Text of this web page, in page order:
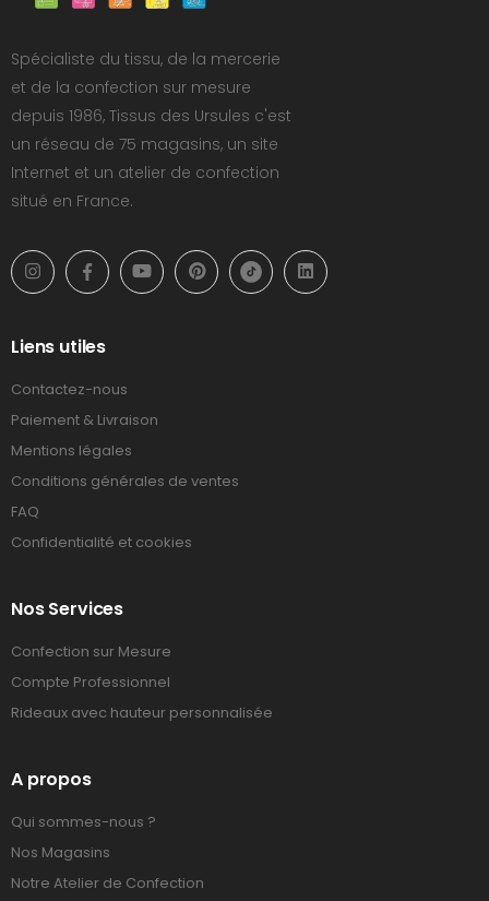
Spécialiste du tissu, de la mercerie
et de la confection sur mesure
depuis 1986, Tissus des Ursules c'est
un réseau de 75 magasins, un site
Internet et un atelier de confection
situé en France.
Liens utiles
Contactez-nous
Paiement & Livraison
Mentions légales
Conditions générales de ventes
FAQ
Confidentialité et cookies
Nos Services
Confection sur Mesure
Compte Professionnel
Rideaux avec hauteur personnalisée
A propos
Qui sommes-nous ?
Nos Magasins
Notre Atelier de Confection